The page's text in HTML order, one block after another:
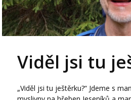
Viděl jsi tu
„Viděl jsi tu ještěrku?“ Jdeme s